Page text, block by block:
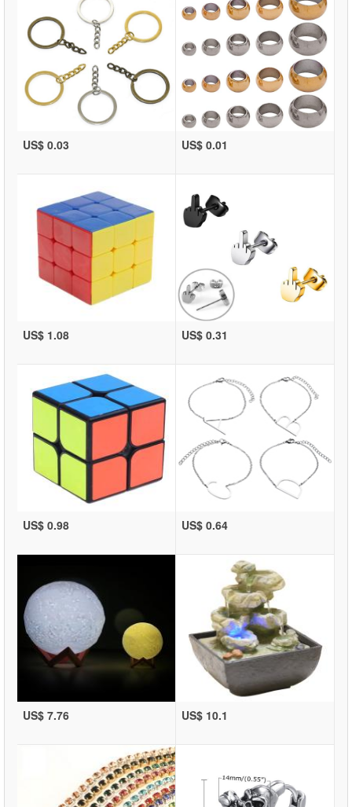
US$ 0.03 US$ 0.01
US$ 1.08 US$ 0.31
US$ 0.98 US$ 0.64
US$ 7.76 US$ 10.1